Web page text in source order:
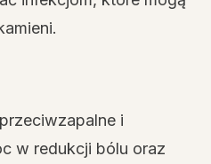
i
w redukcji bólu oraz